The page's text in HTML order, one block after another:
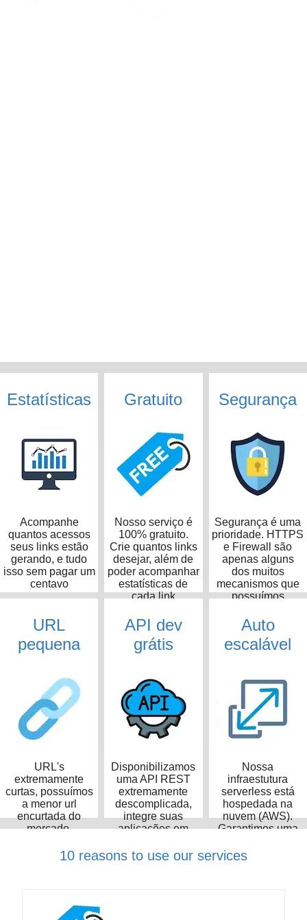
Estatísticas
Acompanhe
quantos acessos
seus links estão
gerando, e tudo
isso sem pagar um
centavo
Gratuito
Nosso serviço é
100% gratuito.
Crie quantos links
desejar, além de
poder acompanhar
estatísticas de
cada link
Segurança
Segurança é uma
prioridade. HTTPS
e Firewall são
apenas alguns
dos muitos
mecanismos que
possuímos
URL
pequena
URL's
extremamente
curtas, possuímos
a menor url
encurtada do
mercado,
14 caracteres
API dev
grátis
Disponibilizamos
uma API REST
extremamente
descomplicada,
integre suas
aplicações em
Auto
escalável
Nossa
infraestutura
serverless está
hospedada na
nuvem (AWS).
Garantimos uma
disponibilidade de
10 reasons to use our services